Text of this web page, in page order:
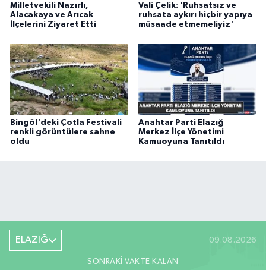
Milletvekili Nazırlı,
Alacakaya ve Arıcak
İlçelerini Ziyaret Etti
Vali Çelik: 'Ruhsatsız ve
ruhsata aykırı hiçbir yapıya
müsaade etmemeliyiz'
Bingöl'deki Çotla Festivali
renkli görüntülere sahne
oldu
Anahtar Parti Elazığ
Merkez İlçe Yönetimi
Kamuoyuna Tanıtıldı
ELAZIĞ 09.08.2026
SONRAKI VAKTE KALAN